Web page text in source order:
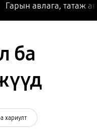
Гарын авлага, татаж
ба
хариулт